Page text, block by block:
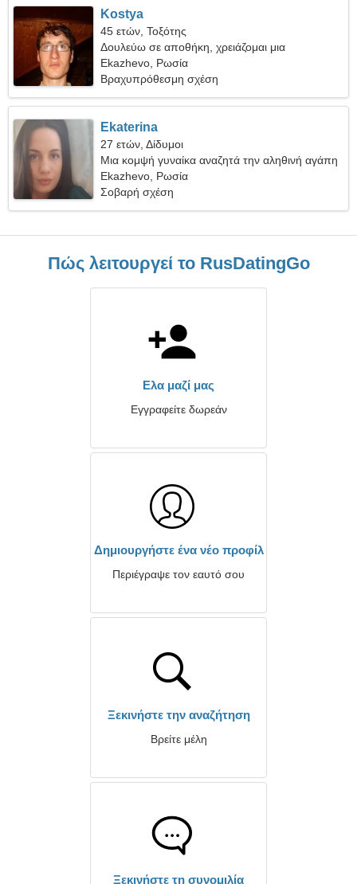
Kostya
45 ετών, Τοξότης
Δουλεύω σε αποθήκη, χρειάζομαι μια
συναισθηματική γυναίκα
Ekazhevo, Ρωσία
Βραχυπρόθεσμη σχέση
Ekaterina
27 ετών, Δίδυμοι
Μια κομψή γυναίκα αναζητά την αληθινή αγάπη
Ekazhevo, Ρωσία
Σοβαρή σχέση
Πώς λειτουργεί το RusDatingGo
Ελα μαζί μας
Εγγραφείτε δωρεάν
Δημιουργήστε ένα νέο προφίλ
Περιέγραψε τον εαυτό σου
Ξεκινήστε την αναζήτηση
Βρείτε μέλη
Ξεκινήστε τη συνομιλία